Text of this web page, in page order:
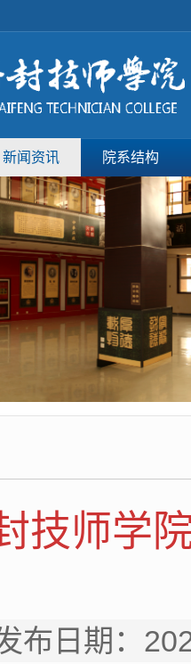
新闻资讯 院系结构
技师学
布日期：